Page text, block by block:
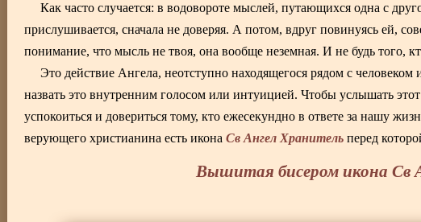
Как часто случается: в водовороте мыслей, путающихся одна с
прислушивается, сначала не доверяя. А потом, вдруг повинуясь ей,
понимание, что мысль не твоя, она вообще неземная. И не будь того,
Это действие Ангела, неотступно находящегося рядом с
назвать это внутренним голосом или интуицией. Чтобы услышать
успокоиться и довериться тому, кто ежесекундно в ответе за нашу
верующего христианина есть икона Св Ангел Хранительперед
Вышитая бисером икона Св